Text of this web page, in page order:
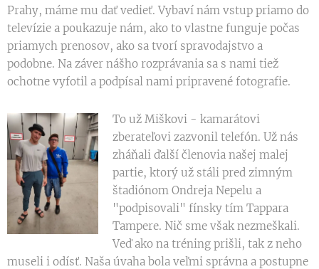
Prahy, máme mu dať vedieť. Vybaví nám vstup priamo do
televízie a poukazuje nám, ako to vlastne funguje počas
priamych prenosov, ako sa tvorí spravodajstvo a
podobne. Na záver nášho rozprávania sa s nami tiež
ochotne vyfotil a podpísal nami pripravené fotografie.
To už Miškovi - kamarátovi
zberateľovi zazvonil telefón. Už nás
zháňali ďalší členovia našej malej
partie, ktorý už stáli pred zimným
štadiónom Ondreja Nepelu a
"podpisovali" fínsky tím Tappara
Tampere. Nič sme však nezmeškali.
Veď ako na tréning prišli, tak z neho
museli i odísť. Naša úvaha bola veľmi správna a postupne